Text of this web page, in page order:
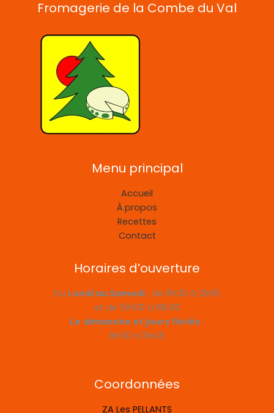
Fromagerie de la Combe du Val
Menu principal
Accueil
À propos
Recettes
Contact
Horaires d’ouverture
Du Lundi au Samedi : de 8h30 à 12H15
et de 15h00 à 18h30
Le dimanche et jours fériés :
8H30 à 11H45
Coordonnées
ZA Les PELLANTS